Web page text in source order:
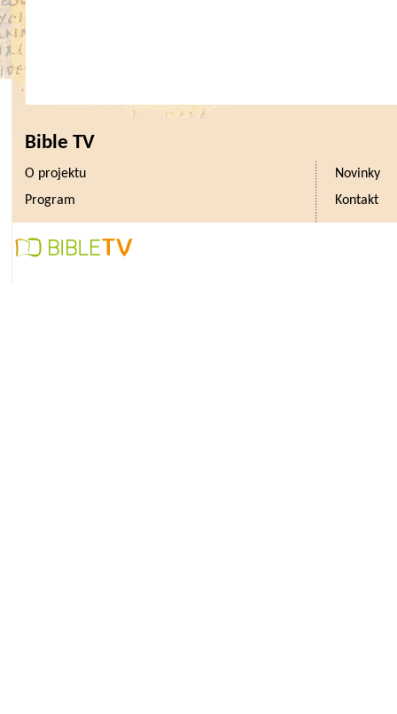
Bible TV
O projektu
Novinky
Program
Kontakt